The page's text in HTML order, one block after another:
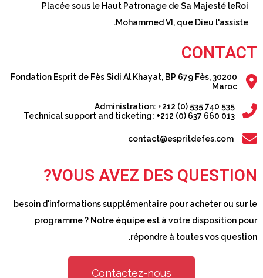
Placée sous le Haut Patronage de Sa Majesté leRoi
Mohammed VI, que Dieu l'assiste.
CONTACT
Fondation Esprit de Fès Sidi Al Khayat, BP 679 Fès, 30200
Maroc
Administration: +212 (0) 535 740 535
Technical support and ticketing: +212 (0) 637 660 013
contact@espritdefes.com
VOUS AVEZ DES QUESTION?
besoin d'informations supplémentaire pour acheter ou sur le
programme ? Notre équipe est à votre disposition pour
répondre à toutes vos question.
Contactez-nous